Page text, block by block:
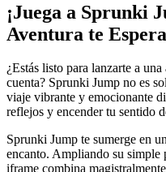
¡Juega a Sprunki
Aventura te
¿Estás listo para lanzarte a
cuenta? Sprunki Jump no es
viaje vibrante y emocionante
reflejos y encender tu sentido
Sprunki Jump te sumerge en
encanto. Ampliando su simple
iframe combina